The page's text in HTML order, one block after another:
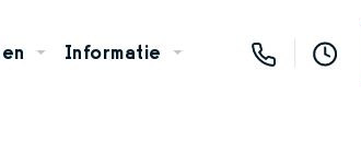
Informatie